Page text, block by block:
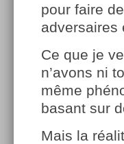
pour faire
adversaires
Ce que je
n’avons ni
même
basant sur
Mais la